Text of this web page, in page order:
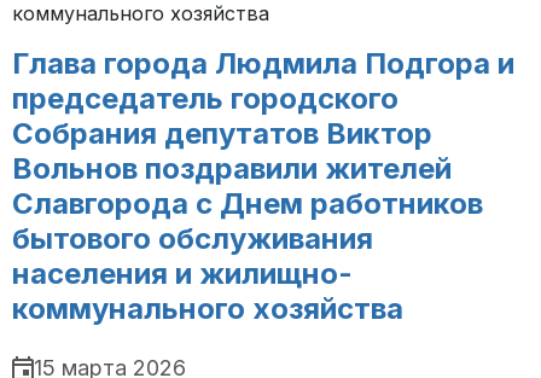
коммунального хозяйства
Глава города Людмила Подгора и
председатель городского
Собрания депутатов Виктор
Вольнов поздравили жителей
Славгорода с Днем работников
бытового обслуживания
населения и жилищно-
коммунального хозяйства
15 марта 2026